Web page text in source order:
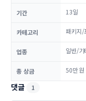
기간 13일
카테고리 패키지/
업종 일반/기
총 상금 50만 원
댓글 1